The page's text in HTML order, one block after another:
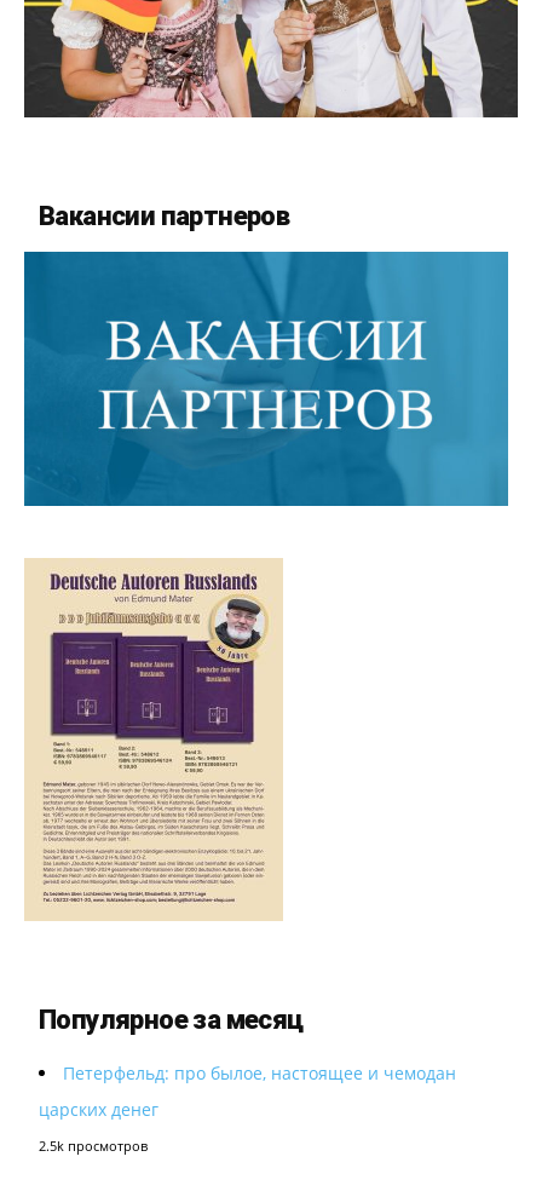
Вакансии партнеров
Популярное за месяц
Петерфельд: про былое, настоящее и чемодан
царских денег
2.5k просмотров